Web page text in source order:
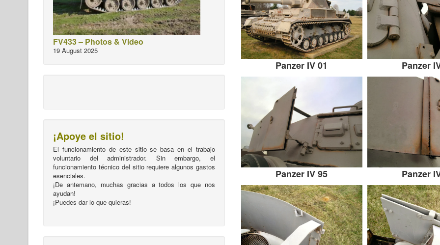
Panzer IV 01 Panzer
Panzer IV 95 Panzer
FV433 – Photos & Video
19 August 2025
¡Apoye el sitio!
El funcionamiento de este sitio se basa en el trabajo
voluntario del administrador. Sin embargo, el
funcionamiento técnico del sitio requiere algunos gastos
esenciales.
¡De antemano, muchas gracias a todos los que nos
ayudan!
¡Puedes dar lo que quieras!